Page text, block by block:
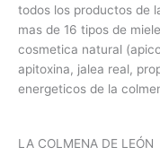
todos los productos de
mas de 16 tipos de
cosmetica natural
apitoxina, jalea real,
energeticos de la
LA COLMENA DE LEÓN